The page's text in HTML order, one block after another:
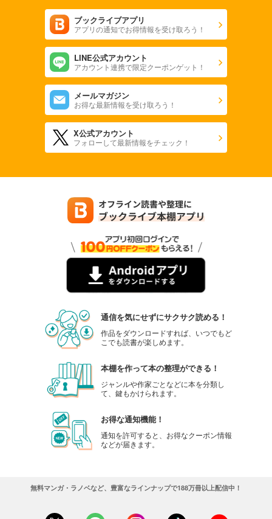
ブックライブアプリ
アプリの通知でお得情報を受け取ろう！
LINE公式アカウント
アカウント連携で限定クーポンゲット！
メールマガジン
お得な最新情報を受け取ろう！
X公式アカウント
フォローして最新情報をチェック！
通信を気にせずにサクサク読める！
作品をダウンロードすれば、いつでもど
こでも読書が楽しめます。
本棚を作って本の整理ができる！
ジャンルや作家ごとなどに本を分類し
て、鍵もかけられます。
お得な通知機能！
通知を許可すると、お得なクーポン情報
などが届きます。
無料マンガ・ラノベなど、豊富なラインナップで188万冊以上配信中！